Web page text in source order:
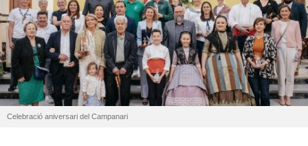
Celebració aniversari del Campanari